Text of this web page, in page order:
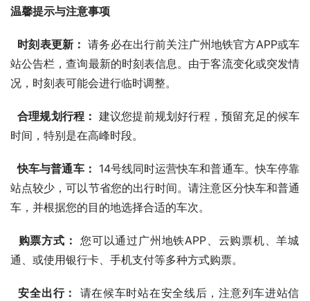
温馨提示与注意事项
时刻表更新： 请务必在出行前关注广州地铁官方APP或车
站公告栏，查询最新的时刻表信息。由于客流变化或突发情
况，时刻表可能会进行临时调整。
合理规划行程： 建议您提前规划好行程，预留充足的候车
时间，特别是在高峰时段。
快车与普通车： 14号线同时运营快车和普通车。快车停靠
站点较少，可以节省您的出行时间。请注意区分快车和普通
车，并根据您的目的地选择合适的车次。
购票方式： 您可以通过广州地铁APP、云购票机、羊城
通、或使用银行卡、手机支付等多种方式购票。
安全出行：
请在候车时站在安全线后，注意列车进站信